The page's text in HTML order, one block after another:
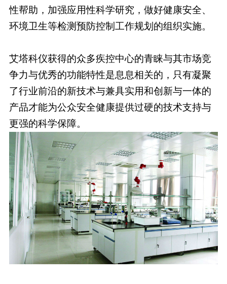
性帮助，加强应用性科学研究，做好健康安全、
环境卫生等检测预防控制工作规划的组织实施。
艾塔科仪获得的众多疾控中心的青睐与其市场竞
争力与优秀的功能特性是息息相关的，只有凝聚
了行业前沿的新技术与兼具实用和创新与一体的
产品才能为公众安全健康提供过硬的技术支持与
更强的科学保障。